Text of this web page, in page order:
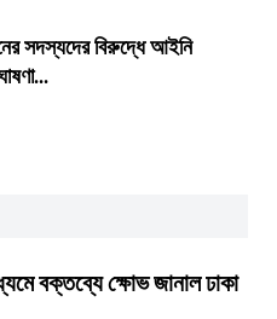
সদস্যদের বিরুদ্ধে আইনি
বক্তব্যে ক্ষোভ জানাল ঢাকা